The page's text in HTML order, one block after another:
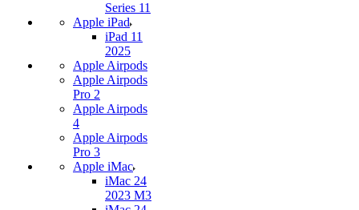
Series 11
Apple iPad
iPad 11
2025
Apple Airpods
Apple Airpods
Pro 2
Apple Airpods
4
Apple Airpods
Pro 3
Apple iMac
iMac 24
2023 M3